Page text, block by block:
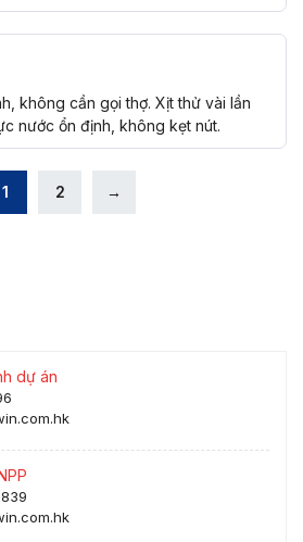
không cần gọi thợ. Xịt thử vài lần
nước ổn định, không kẹt nút.
1 2 →
dự án